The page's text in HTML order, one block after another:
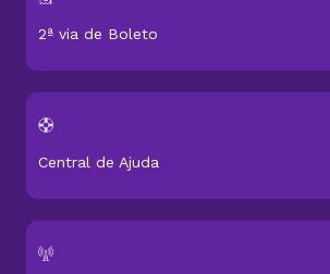
2ª via de Boleto
Central de Ajuda